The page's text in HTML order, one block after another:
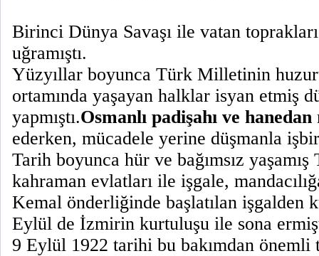
Birinci Dünya Savaşı ile vatan
uğramıştı.
Yüzyıllar boyunca Türk Milletinin
ortamında yaşayan halklar isyan etmiş
yapmıştı.Osmanlı padişahı ve hanedan
ederken, mücadele yerine düşmanla
Tarih boyunca hür ve bağımsız
kahraman evlatları ile işgale,
Kemal önderliğinde başlatılan işgalden
Eylül de İzmirin kurtuluşu ile sona
9 Eylül 1922 tarihi bu bakımdan önemli